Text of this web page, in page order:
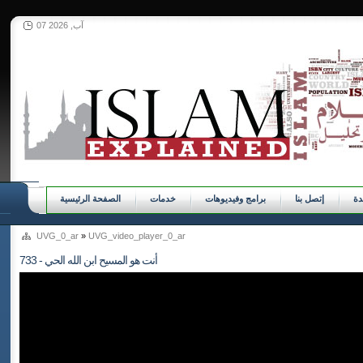
07 آب, 2026
الصفحة الرئيسية خدمات برامج وفيديوهات إتصل بنا
UVG_0_ar » UVG_video_player_0_ar
733 - أنت هو المسيح ابن الله الحي